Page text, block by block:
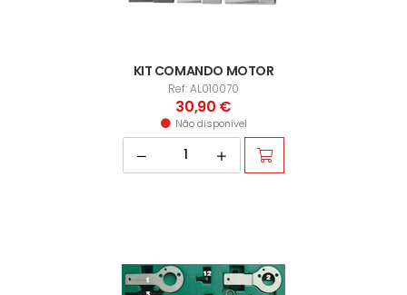
KIT COMANDO MOTOR
Ref: AL010070
30,90 €
Não disponível